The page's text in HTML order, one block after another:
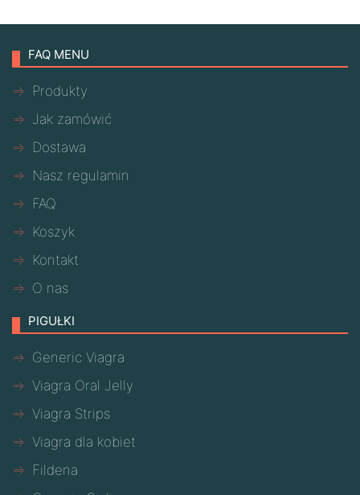
FAQ MENU
Produkty
Jak zamówić
Dostawa
Nasz regulamin
FAQ
Koszyk
Kontakt
O nas
PIGUŁKI
Generic Viagra
Viagra Oral Jelly
Viagra Strips
Viagra dla kobiet
Fildena